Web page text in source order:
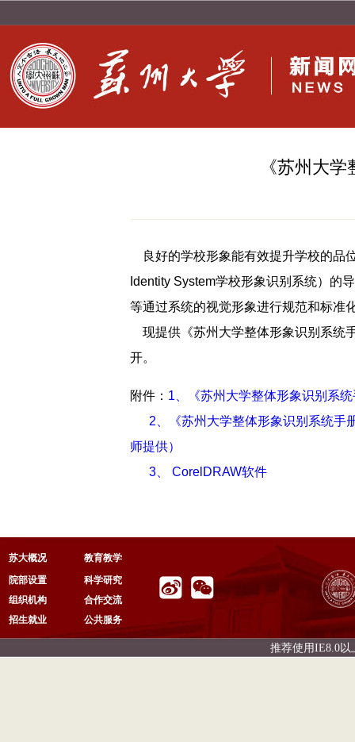
《苏州大
良好的学校形象能有效提升学校的品
Identity System学校形象识别系统）的
等通过系统的视觉形象进行规范和标准
现提供《苏州大学整体形象识别系统
开。
附件： 1、《苏州大学整体形象识别系
2、《苏州大学整体形象识别系统手
师提供）
3、 CorelDRAW软件
苏大概况
教育教学
院部设置
科学研究
组织机构
合作交流
招生就业
公共服务
推荐使用IE8.0以